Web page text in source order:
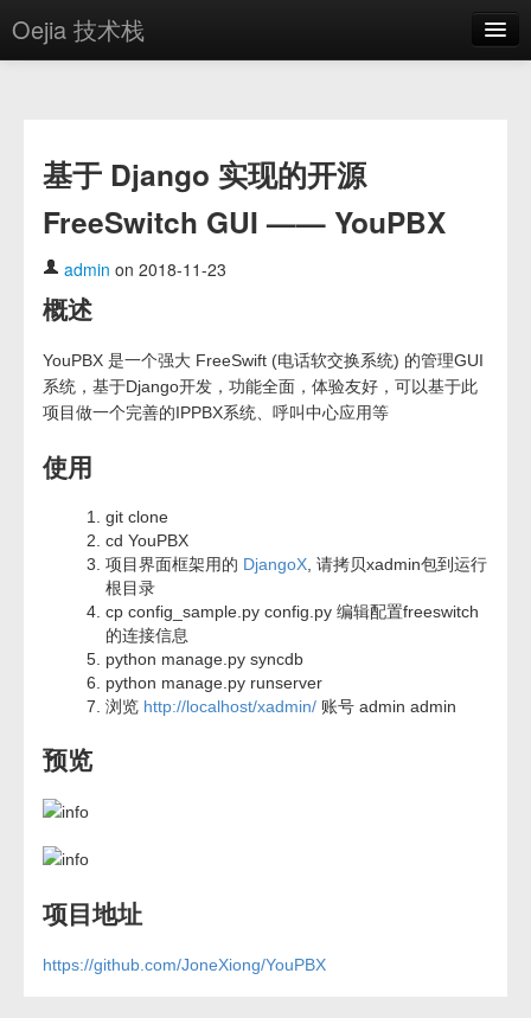
Oejia 技术栈
方案
OE学院
分享
关于
编辑器
登录
基于 Django 实现的开源
FreeSwitch GUI —— YouPBX
admin on 2018-11-23
概述
YouPBX 是一个强大 FreeSwift (电话软交换系统) 的管理GUI
系统，基于Django开发，功能全面，体验友好，可以基于此
项目做一个完善的IPPBX系统、呼叫中心应用等
使用
git clone
cd YouPBX
项目界面框架用的 DjangoX , 请拷贝xadmin包到运行
根目录
cp config_sample.py config.py 编辑配置freeswitch
的连接信息
python manage.py syncdb
python manage.py runserver
浏览 http://localhost/xadmin/ 账号 admin admin
预览
项目地址
https://github.com/JoneXiong/YouPBX